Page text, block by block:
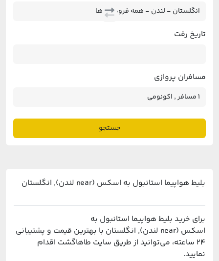
تاریخ رفت
مسافران پروازی
جستجو
بلیط هواپیما استانبول به اسکس (near لندن), انگلستان
برای خرید بلیط هواپیما استانبول به
اسکس (near لندن), انگلستان با بهترین قیمت و پشتیبانی
۲۴ ساعته، می‌توانید از طریق سایت طاهاگشت اقدام
نمایید.